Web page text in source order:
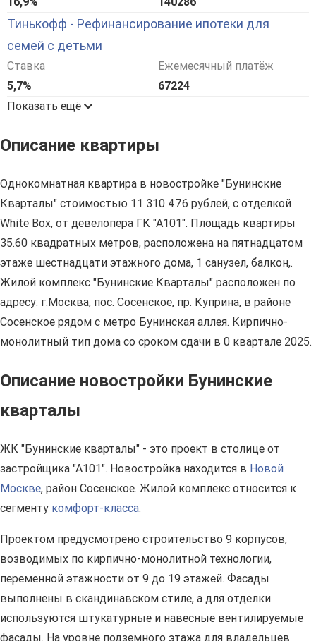
Тинькофф - Рефинансирование ипотеки для
семей с детьми
Ставка
5,7%
Ежемесячный платёж
67224
Показать ещё
Описание квартиры
Однокомнатная квартира в новостройке "Бунинские
Кварталы" стоимостью 11 310 476 рублей, с отделкой
White Box, от девелопера ГК "А101". Площадь квартиры
35.60 квадратных метров, расположена на пятнадцатом
этаже шестнадцати этажного дома, 1 санузел, балкон,.
Жилой комплекс "Бунинские Кварталы" расположен по
адресу: г.Москва, пос. Сосенское, пр. Куприна, в районе
Сосенское рядом с метро Бунинская аллея. Кирпично-
монолитный тип дома со сроком сдачи в 0 квартале 2025.
Описание новостройки Бунинские
кварталы
ЖК "Бунинские кварталы" - это проект в столице от
застройщика "А101". Новостройка находится в Новой
Москве, район Сосенское. Жилой комплекс относится к
сегменту комфорт-класса.
Проектом предусмотрено строительство 9 корпусов,
возводимых по кирпично-монолитной технологии,
переменной этажности от 9 до 19 этажей. Фасады
выполнены в скандинавском стиле, а для отделки
используются штукатурные и навесные вентилируемые
фасады. На уровне подземного этажа для владельцев